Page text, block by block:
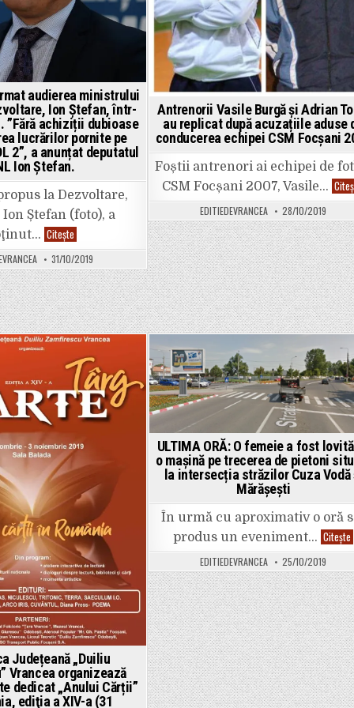
ulterior
la
Psihiatrie,
cetățenii
probleme
psihice
care
circulă
prin
Focșani!
audierea ministrului
Ion Ștefan, într-
”Fără achiziții dubioase
lucrărilor pornite pe
2”, a anunțat deputatul
Ion Ștefan.
la Dezvoltare,
Ștefan (foto), a
CiteștePSD
a
transformat
audierea
ministrului
propus
la
Dezvoltare,
Ion
Ștefan,
într-
un
circ
politic.
”Fără
achiziții
dubioase
continuarea
pornite
pe
PNDL
1
și
PNDL
2”,
a
anunțat
deputatul
PNL
Ion
Ștefan.
31/10/2019
Antrenorii Vasile Burgă și Adrian
au replicat după acuzațiile aduse
conducerea echipei CSM Focșani
Foștii antrenori ai echipei de
CSM Focșani 2007, Vasile…
EDITIEDEVRANCEA 28/10/2019
Județeană „Duiliu
Vrancea organizează
dedicat „Anului Cărții”
ediţia a XIV-a (31
Posted
in
ULTIMA ORĂ: O femeie a fost
o mașină pe trecerea de pietoni
la intersecția străzilor Cuza Vodă
Mărășești
În urmă cu aproximativ o oră
produs un eveniment… Citește
EDITIEDEVRANCEA 25/10/2019